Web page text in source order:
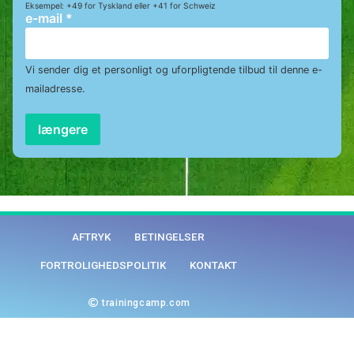
Eksempel: +49 for Tyskland eller +41 for Schweiz
e-mail *
Vi sender dig et personligt og uforpligtende tilbud til denne e-
mailadresse.
længere
AFTRYK BETINGELSER
FORTROLIGHEDSPOLITIK KONTAKT
trainingcamp.com